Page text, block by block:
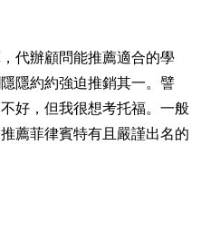
代辦顧問能推薦適合的學
隱約約強迫推銷其一。譬
好，但我很想考托福。一般
薦菲律賓特有且嚴謹出名的